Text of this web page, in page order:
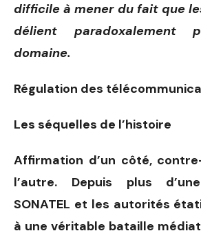
difficile à mener du fait que
délient paradoxalement
domaine.
Régulation des
Les séquelles de l’histoire
Affirmation d’un côté,
l’autre. Depuis plus
SONATEL et les autorités
à une véritable bataille